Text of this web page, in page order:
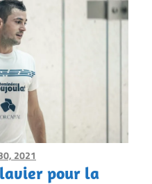
2021
pour la